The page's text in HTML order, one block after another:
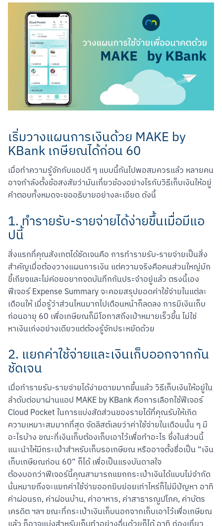
เริ่มวางแผนการเงินด้วย MAKE by
KBank เกษียณได้ก่อน 60
เมื่อทำความรู้จักกับแอปดี ๆ แบบนี้กันไปพอสมควรแล้ว หลายคน
อาจกำลังตั้งข้อสงสัยว่ามันเกี่ยวข้องอย่างไรกับวิธีเก็บเงินให้อยู่
คำตอบทั้งหมดจะขออธิบายอย่างละเอียด ดังนี้
1. ทำรายรับ-รายจ่ายได้ง่ายขึ้นเมื่อมีแอ
ปนี้
สิ่งแรกที่คุณสังเกตได้ชัดเจนคือ การทำรายรับ-รายจ่ายเป็นสิ่ง
สำคัญเมื่อต้องวางแผนการเงิน แต่ความจริงคือคนส่วนใหญ่มัก
ขี้เกียจและไม่ค่อยอยากจดบันทึกกันประจำอยู่แล้ว ตรงนี้เอง
ฟีเจอร์ Expense Summary จะคอยสรุปยอดค่าใช้จ่ายในแต่ละ
เดือนให้ เมื่อรู้ว่าส่วนไหนมากไปเดือนหน้าก็ลดลง การมีเงินเก็บ
ก่อนอายุ 60 เพื่อเกษียณก็มีโอกาสถึงเป้าหมายเร็วขึ้น ไม่ใช่
หาเงินเก่งอย่างเดียวแต่ต้องรู้จักประหยัดด้วย
2. แยกค่าใช้จ่ายและเงินเก็บออกจากกัน
ชัดเจน
เมื่อทำรายรับ-รายจ่ายได้ง่ายดายมากขึ้นแล้ว วิธีเก็บเงินให้อยู่ใน
ลำดับต่อมาผ่านแอป MAKE by KBank คือการเลือกใช้ฟีเจอร์
Cloud Pocket ในการแบ่งสัดส่วนของรายได้ที่คุณรับให้เกิด
ความเหมาะสมมากที่สุด จัดลิสต์เลยว่าค่าใช้จ่ายในเดือนนั้น ๆ มี
อะไรบ้าง ขณะที่เงินเก็บต้องเก็บเอาไว้เพื่อทำอะไร ซึ่งในส่วนนี้
แนะนำให้มีกระเป๋าสำหรับเก็บรอเกษียณ หรืออาจตั้งชื่อเป็น “เงิน
เก็บเกษียณก่อน 60” ก็ได้ เพื่อเป็นแรงบันดาลใจ
ต้องบอกว่าฟีเจอร์นี้คุณสามารถแยกกระเป๋าเงินได้แบบไม่จำกัด
นั่นหมายถึงจะแยกค่าใช้จ่ายออกยิบย่อยเท่าไหร่ก็ไม่มีปัญหา อาทิ
ค่าผ่อนรถ, ค่าผ่อนบ้าน, ค่าอาหาร, ค่าสาธารณูปโภค, ค่าบัตร
เครดิต ฯลฯ ขณะที่กระเป๋าเงินเก็บนอกจากเก็บเอาไว้เพื่อเกษียณ